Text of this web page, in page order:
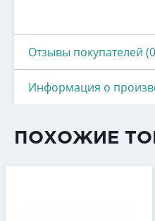
Отзывы покупателей
Информация о
ПОХОЖИЕ